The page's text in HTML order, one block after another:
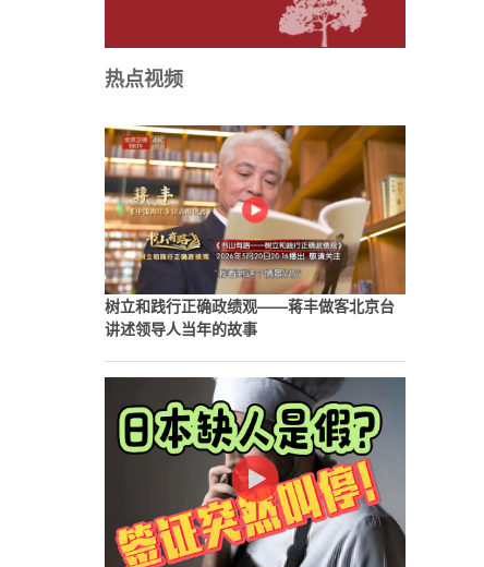
热点视频
树立和践行正确政绩观——蒋丰做客北京台
讲述领导人当年的故事